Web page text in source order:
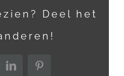
Deel het
LinkedInPinterest